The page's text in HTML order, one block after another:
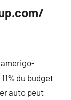
du budget
auto peut